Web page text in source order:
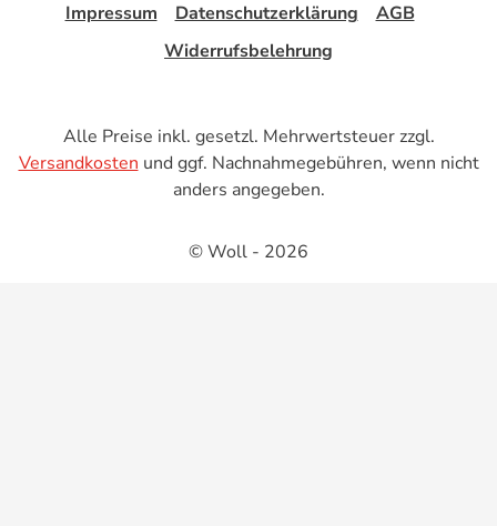
Impressum Datenschutzerklärung
AGB
Widerrufsbelehrung
Alle Preise inkl. gesetzl. Mehrwertsteuer zzgl.
Versandkosten und ggf. Nachnahmegebühren, wenn nicht
anders angegeben.
© Woll - 2026